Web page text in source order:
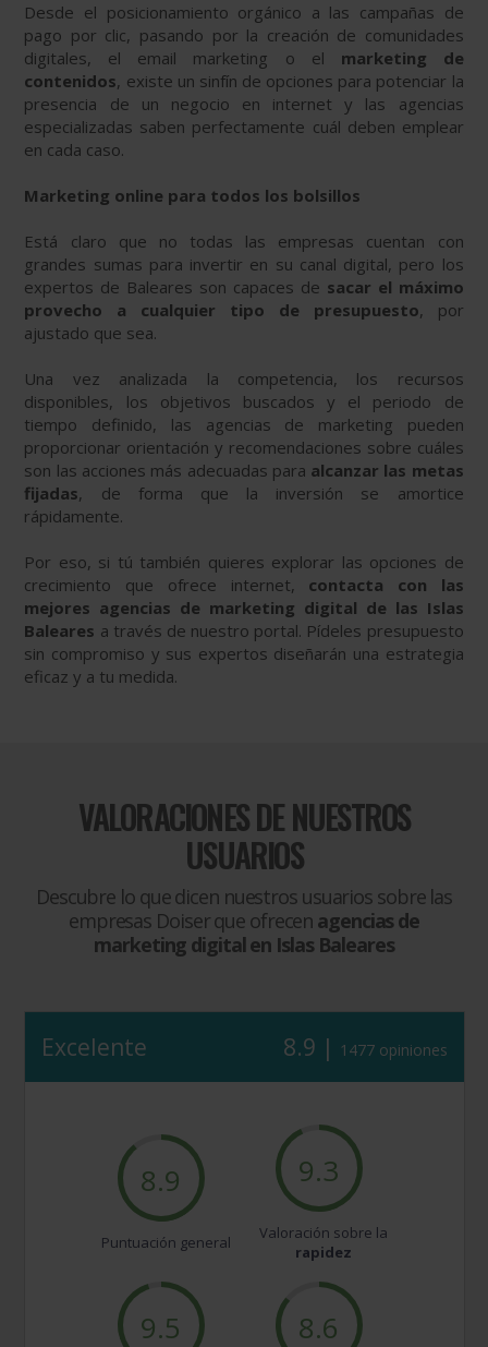
Desde el posicionamiento orgánico a las campañas de
pago por clic, pasando por la creación de comunidades
digitales, el email marketing o el marketing de
contenidos, existe un sinfín de opciones para potenciar la
presencia de un negocio en internet y las agencias
especializadas saben perfectamente cuál deben emplear
en cada caso.
Marketing online para todos los bolsillos
Está claro que no todas las empresas cuentan con
grandes sumas para invertir en su canal digital, pero los
expertos de Baleares son capaces de sacar el máximo
provecho a cualquier tipo de presupuesto, por
ajustado que sea.
Una vez analizada la competencia, los recursos
disponibles, los objetivos buscados y el periodo de
tiempo definido, las agencias de marketing pueden
proporcionar orientación y recomendaciones sobre cuáles
son las acciones más adecuadas para alcanzar las metas
fijadas, de forma que la inversión se amortice
rápidamente.
Por eso, si tú también quieres explorar las opciones de
crecimiento que ofrece internet, contacta con las
mejores agencias de marketing digital de las Islas
Baleares a través de nuestro portal. Pídeles presupuesto
sin compromiso y sus expertos diseñarán una estrategia
eficaz y a tu medida.
VALORACIONES DE NUESTROS
USUARIOS
Descubre lo que dicen nuestros usuarios sobre las
empresas Doiser que ofrecen agencias de
marketing digital en Islas Baleares
Excelente 8.9 | 1477 opiniones
8.9
Puntuación general
9.3
Valoración sobre la
rapidez
9.5 8.6